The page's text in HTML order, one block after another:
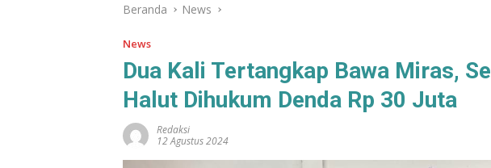
Beranda News
News
Dua Kali Tertangkap Bawa Miras,
Halut Dihukum Denda Rp 30 Juta
Redaksi
12 Agustus 2024